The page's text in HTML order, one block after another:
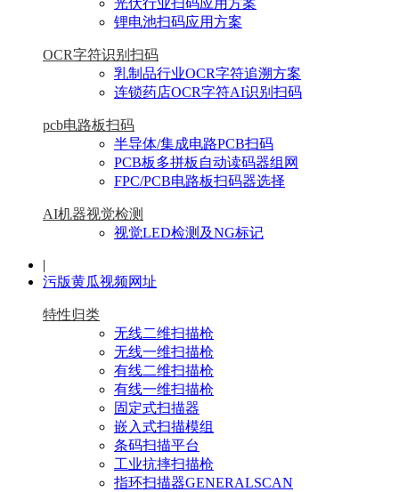
锂电池扫码应用方案
OCR字符识别扫码
乳制品行业OCR字符追溯方案
连锁药店OCR字符AI识别扫码
pcb电路板扫码
半导体/集成电路PCB扫码
PCB板多拼板自动读码器组网
FPC/PCB电路板扫码器选择
AI机器视觉检测
视觉LED检测及NG标记
|
污版黄瓜视频网址
特性归类
无线二维扫描枪
无线一维扫描枪
有线二维扫描枪
有线一维扫描枪
固定式扫描器
嵌入式扫描模组
条码扫描平台
工业抗摔扫描枪
指环扫描器GENERALSCAN